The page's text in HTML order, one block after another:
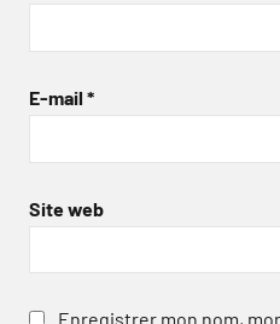
E-mail *
Site web
Enregistrer mon nom,